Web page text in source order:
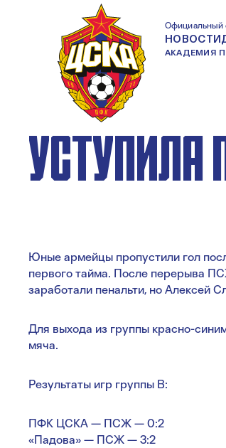
Официальный
НОВОСТИ
АКАДЕМИЯ
2003
УСТУПИЛА
Юные армейцы пропустили гол
первого тайма. После перерыва
заработали пенальти, но Алексей
Для выхода из группы красно-
мяча.
Результаты игр группы B:
ПФК ЦСКА — ПСЖ — 0:2
«Падова» — ПСЖ — 3:2